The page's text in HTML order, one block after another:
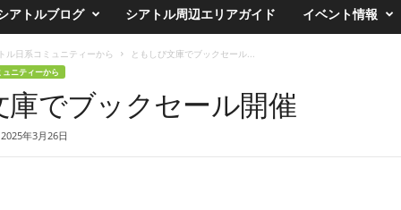
アトルブログ シアトル周辺エリアガイド イベント情報
ル日系コミュニティーから ともしび文庫でブックセール...
ニティーから
庫でブックセール開催
2025年3月26日